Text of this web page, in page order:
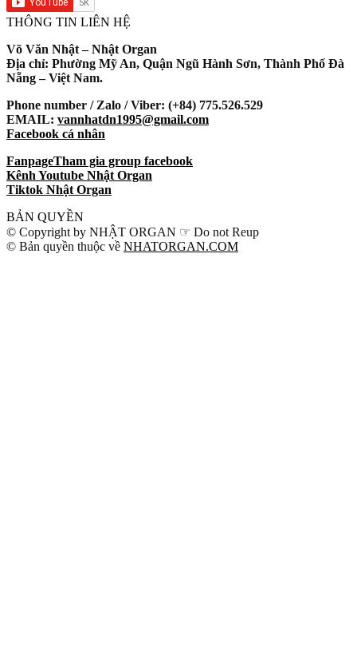
THÔNG TIN LIÊN HỆ
Võ Văn Nhật – Nhật Organ
Địa chỉ: Phường Mỹ An, Quận Ngũ Hành Sơn, Thành Phố Đà
Nẵng – Việt Nam.
Phone number / Zalo / Viber: (+84) 775.526.529
EMAIL: vannhatdn1995@gmail.com
Facebook cá nhân
FanpageTham gia group facebook
Kênh Youtube Nhật Organ
Tiktok Nhật Organ
BẢN QUYỀN
© Copyright by NHẬT ORGAN ☞ Do not Reup
© Bản quyền thuộc về NHATORGAN.COM